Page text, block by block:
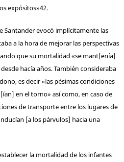
expósitos»42.
Santander evocó implícitamente las
a la hora de mejorar las perspectivas
que su mortalidad «se mant[enía]
hacía años. También consideraba
es decir «las pésimas condiciones
en el torno» así como, en caso de
de transporte entre los lugares de
[a los párvulos] hacia una
la mortalidad de los infantes